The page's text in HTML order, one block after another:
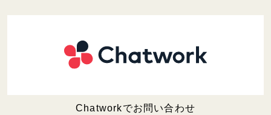
Chatworkでお問い合わせ